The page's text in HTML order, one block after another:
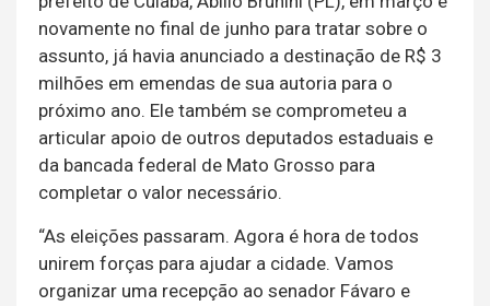
novamente no final de junho para tratar sobre o
assunto, já havia anunciado a destinação de R$ 3
milhões em emendas de sua autoria para o
próximo ano. Ele também se comprometeu a
articular apoio de outros deputados estaduais e
da bancada federal de Mato Grosso para
completar o valor necessário.
“As eleições passaram. Agora é hora de todos
unirem forças para ajudar a cidade. Vamos
organizar uma recepção ao senador Fávaro e